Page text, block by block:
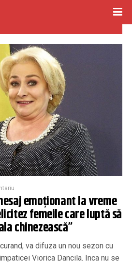
emoționant la vreme
femeile care luptă să
chinezească”
va difuza un nou sezon cu
Viorica Dancila. Inca nu se